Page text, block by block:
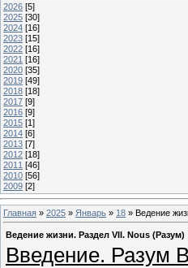
2026 [5]
2025 [30]
2024 [16]
2023 [15]
2022 [16]
2021 [16]
2020 [35]
2019 [49]
2018 [18]
2017 [9]
2016 [9]
2015 [1]
2014 [6]
2013 [7]
2012 [18]
2011 [46]
2010 [56]
2009 [2]
Главная » 2025 » Январь » 18 » Ведение
Ведение жизни. Раздел VII. Nous (Разум)
Введение. Разум